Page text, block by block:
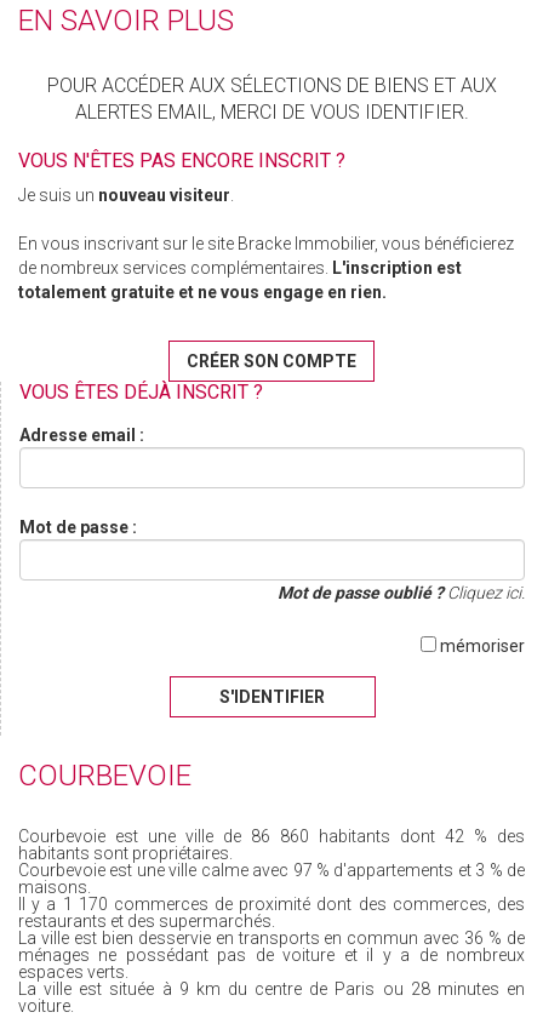
EN SAVOIR PLUS
POUR ACCÉDER AUX SÉLECTIONS DE BIENS ET AUX
ALERTES EMAIL, MERCI DE VOUS IDENTIFIER.
VOUS N'ÊTES PAS ENCORE INSCRIT ?
Je suis un nouveau visiteur.
En vous inscrivant sur le site Bracke Immobilier, vous bénéficierez
de nombreux services complémentaires. L'inscription est
totalement gratuite et ne vous engage en rien.
CRÉER SON COMPTE
VOUS ÊTES DÉJÀ INSCRIT ?
Adresse email :
Mot de passe :
Mot de passe oublié ?Cliquez ici.
mémoriser
S'IDENTIFIER
COURBEVOIE
Courbevoie est une ville de 86 860 habitants dont 42 % des
habitants sont propriétaires.
Courbevoie est une ville calme avec 97 % d'appartements et 3 % de
maisons.
Il y a 1 170 commerces de proximité dont des commerces, des
restaurants et des supermarchés.
La ville est bien desservie en transports en commun avec 36 % de
ménages ne possédant pas de voiture et il y a de nombreux
espaces verts.
La ville est située à 9 km du centre de Paris ou 28 minutes en
voiture.